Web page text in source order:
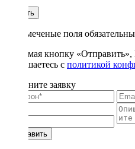
Купить
* - отмеченые поля
Нажимая кнопку
соглашаетесь с политикой
Заполните заявку
Отправить